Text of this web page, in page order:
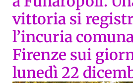
vittoria si
l’incuria
Firenze sui
lunedì 22